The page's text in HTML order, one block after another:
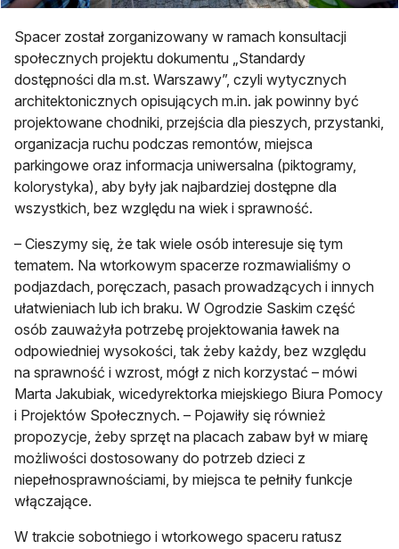
Spacer został zorganizowany w ramach konsultacji
społecznych projektu dokumentu „Standardy
dostępności dla m.st. Warszawy”, czyli wytycznych
architektonicznych opisujących m.in. jak powinny być
projektowane chodniki, przejścia dla pieszych, przystanki,
organizacja ruchu podczas remontów, miejsca
parkingowe oraz informacja uniwersalna (piktogramy,
kolorystyka), aby były jak najbardziej dostępne dla
wszystkich, bez względu na wiek i sprawność.
– Cieszymy się, że tak wiele osób interesuje się tym
tematem. Na wtorkowym spacerze rozmawialiśmy o
podjazdach, poręczach, pasach prowadzących i innych
ułatwieniach lub ich braku. W Ogrodzie Saskim część
osób zauważyła potrzebę projektowania ławek na
odpowiedniej wysokości, tak żeby każdy, bez względu
na sprawność i wzrost, mógł z nich korzystać – mówi
Marta Jakubiak, wicedyrektorka miejskiego Biura Pomocy
i Projektów Społecznych. – Pojawiły się również
propozycje, żeby sprzęt na placach zabaw był w miarę
możliwości dostosowany do potrzeb dzieci z
niepełnosprawnościami, by miejsca te pełniły funkcje
włączające.
W trakcie sobotniego i wtorkowego spaceru ratusz